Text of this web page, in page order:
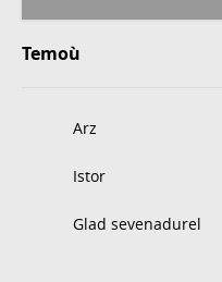
Temoù
Arz
Istor
Glad sevenadurel